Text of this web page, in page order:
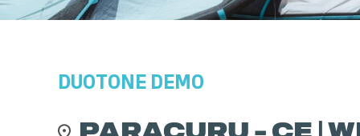
DUOTONE DEMO